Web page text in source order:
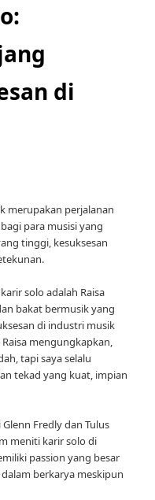
di
merupakan perjalanan
para musisi yang
tinggi, kesuksesan
solo adalah Raisa
bakat bermusik yang
di industri musik
Raisa mengungkapkan,
tapi saya selalu
tekad yang kuat, impian
Fredly dan Tulus
meniti karir solo di
passion yang besar
berkarya meskipun